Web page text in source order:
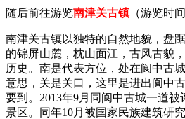
随后前往游览南津关古镇 （游览时
南津关古镇以独特的自然地貌，盘
的锦屏山麓，枕山面江，古风古貌
历史。南是代表方位，处在阆中古
意思，关是关口，这里是进出阆中
要到。2013年9月同阆中古城一道
景区。同年10月被国家民族建筑研